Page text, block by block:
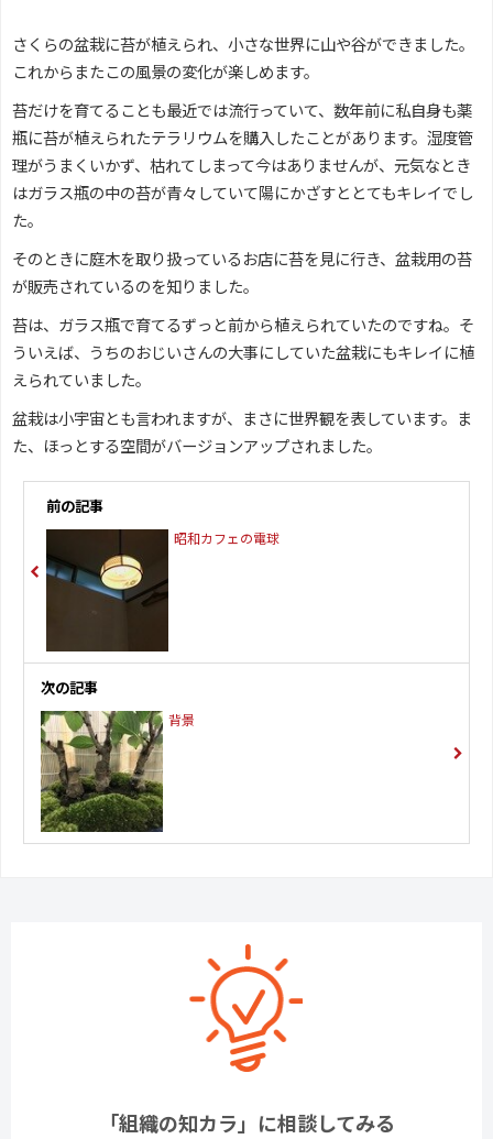
さくらの盆栽に苔が植えられ、小さな世界に山や谷ができました。
これからまたこの風景の変化が楽しめます。
苔だけを育てることも最近では流行っていて、数年前に私自身も薬
瓶に苔が植えられたテラリウムを購入したことがあります。湿度管
理がうまくいかず、枯れてしまって今はありませんが、元気なとき
はガラス瓶の中の苔が青々していて陽にかざすととてもキレイでし
た。
そのときに庭木を取り扱っているお店に苔を見に行き、盆栽用の苔
が販売されているのを知りました。
苔は、ガラス瓶で育てるずっと前から植えられていたのですね。そ
ういえば、うちのおじいさんの大事にしていた盆栽にもキレイに植
えられていました。
盆栽は小宇宙とも言われますが、まさに世界観を表しています。ま
た、ほっとする空間がバージョンアップされました。
前の記事
昭和カフェの電球
次の記事
背景
「組織の知カラ」に相談してみる